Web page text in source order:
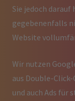
Sie jedoch darauf
gegebenenfalls
Website
Wir nutzen
aus Double-
und auch Ads für